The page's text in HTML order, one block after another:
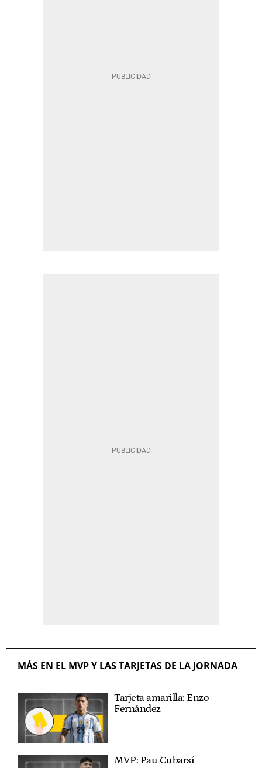
MÁS EN EL MVP Y LAS TARJETAS DE LA JORNADA
Tarjeta amarilla: Enzo
Fernández
MVP: Pau Cubarsí